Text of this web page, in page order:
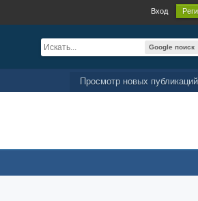
Вход
Google поиск
Просмотр новых публикаций